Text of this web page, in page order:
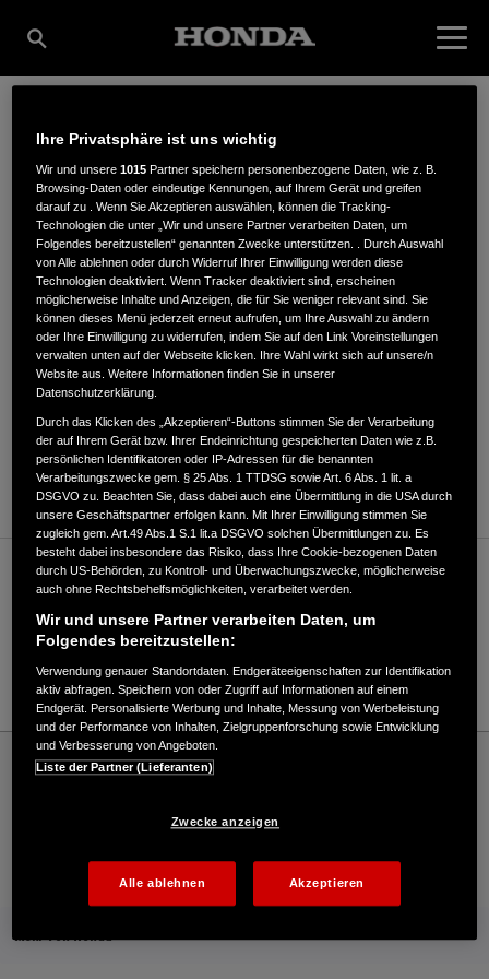
GÖTZ TECHNIK GMBH
& CO.KG
Am Berliner Ring 6,92318,Neumarkt
ANFAHRTSBESCHREIBUNG ANFORDERN
WEBSITE
Verkauf / Kundendienst
09181/2657-0
E-Mail
Honda
Rasen und Garten
Götz Technik GmbH & Co.KG - Rasen und Garten – Honda - HONDA Deutschland
Mehr von Honda
Ihre Privatsphäre ist uns wichtig
Wir und unsere1015 Partner speichern personenbezogene Daten, wie z. B.
Browsing-Daten oder eindeutige Kennungen, auf Ihrem Gerät und greifen
darauf zu . Wenn Sie Akzeptieren auswählen, können die Tracking-
Technologien die unter „Wir und unsere Partner verarbeiten Daten, um
Folgendes bereitzustellen“ genannten Zwecke unterstützen. . Durch Auswahl
von Alle ablehnen oder durch Widerruf Ihrer Einwilligung werden diese
Technologien deaktiviert. Wenn Tracker deaktiviert sind, erscheinen
möglicherweise Inhalte und Anzeigen, die für Sie weniger relevant sind. Sie
können dieses Menü jederzeit erneut aufrufen, um Ihre Auswahl zu ändern
oder Ihre Einwilligung zu widerrufen, indem Sie auf den Link Voreinstellungen
verwalten unten auf der Webseite klicken. Ihre Wahl wirkt sich auf unsere/n
Website aus. Weitere Informationen finden Sie in unserer
Datenschutzerklärung.
Durch das Klicken des „Akzeptieren“-Buttons stimmen Sie der Verarbeitung
der auf Ihrem Gerät bzw. Ihrer Endeinrichtung gespeicherten Daten wie z.B.
persönlichen Identifikatoren oder IP-Adressen für die benannten
Verarbeitungszwecke gem. § 25 Abs. 1 TTDSG sowie Art. 6 Abs. 1 lit. a
DSGVO zu. Beachten Sie, dass dabei auch eine Übermittlung in die USA durch
unsere Geschäftspartner erfolgen kann. Mit Ihrer Einwilligung stimmen Sie
zugleich gem. Art.49 Abs.1 S.1 lit.a DSGVO solchen Übermittlungen zu. Es
besteht dabei insbesondere das Risiko, dass Ihre Cookie-bezogenen Daten
durch US-Behörden, zu Kontroll- und Überwachungszwecke, möglicherweise
auch ohne Rechtsbehelfsmöglichkeiten, verarbeitet werden.
Wir und unsere Partner verarbeiten Daten, um
Folgendes bereitzustellen:
Verwendung genauer Standortdaten. Endgeräteeigenschaften zur Identifikation
aktiv abfragen. Speichern von oder Zugriff auf Informationen auf einem
Endgerät. Personalisierte Werbung und Inhalte, Messung von Werbeleistung
und der Performance von Inhalten, Zielgruppenforschung sowie Entwicklung
und Verbesserung von Angeboten.
Liste der Partner (Lieferanten)
Zwecke anzeigen
Alle ablehnen Akzeptieren